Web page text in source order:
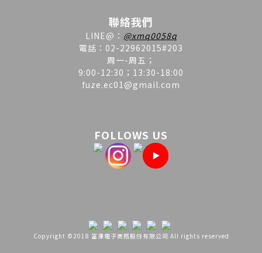
聯絡我們
LINE@ ： @xmq0058q
電話：02-22962015#203
周一-周五；
9:00-12:30；13:30-18:00
fuze.ec01@gmail.com
FOLLOWS US
Copyright ©2018 富澤電子商務股份有限公司 All rights reserved